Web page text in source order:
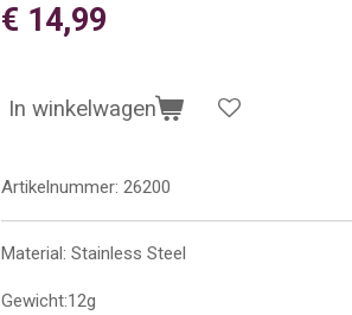
€ 14,99
In winkelwagen
Artikelnummer: 26200
Material: Stainless Steel
Gewicht:12g